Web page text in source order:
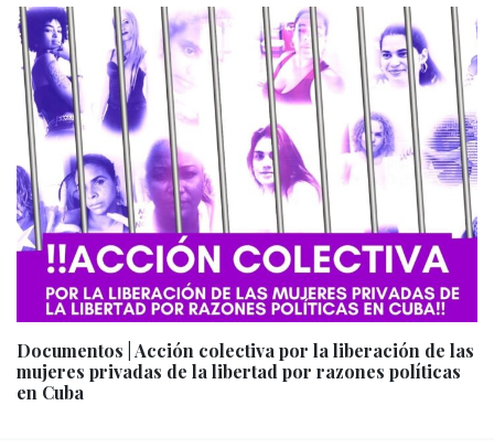
Documentos | Acción colectiva por la liberación de las
mujeres privadas de la libertad por razones políticas
en Cuba